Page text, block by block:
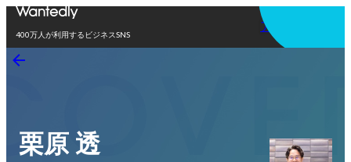
400万人が利用するビジネスSNS
アプリを使う
栗原 透